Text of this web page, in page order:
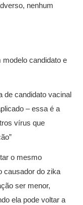
nenhum
candidato e
de candidato vacinal
– essa é a
vírus que
o mesmo
causador do zika
ser menor,
ela pode voltar a